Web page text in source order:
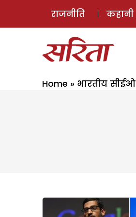
राजनीति कहानी
Home » भारतीय सीईओ